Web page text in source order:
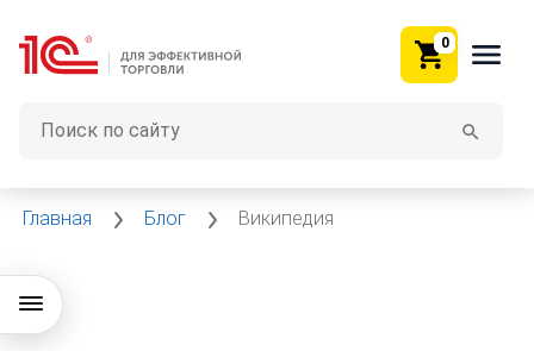
0
Главная Блог Википедия